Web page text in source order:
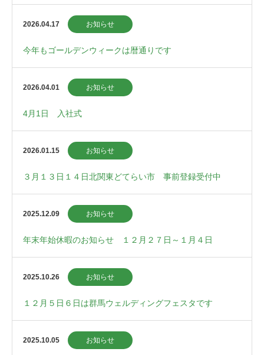
2026.04.17 お知らせ
今年もゴールデンウィークは暦通りです
2026.04.01 お知らせ
4月1日 入社式
2026.01.15 お知らせ
３月１３日１４日北関東どてらい市 事前登録受付中
2025.12.09 お知らせ
年末年始休暇のお知らせ １２月２７日～１月４日
2025.10.26 お知らせ
１２月５日６日は群馬ウェルディングフェスタです
2025.10.05 お知らせ